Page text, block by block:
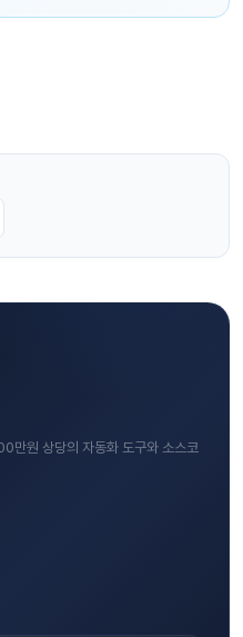
만원 상당의 자동화 도구와 소스코